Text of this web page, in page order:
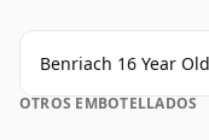
Benriach 16 Year Old
OTROS EMBOTELLADOS